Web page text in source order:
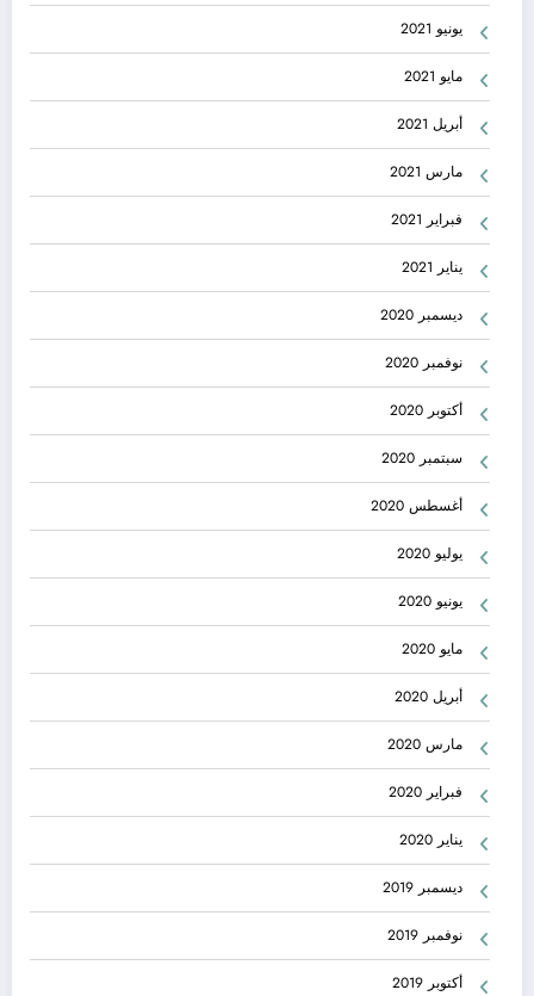
يونيو 2021
مايو 2021
أبريل 2021
مارس 2021
فبراير 2021
يناير 2021
ديسمبر 2020
نوفمبر 2020
أكتوبر 2020
سبتمبر 2020
أغسطس 2020
يوليو 2020
يونيو 2020
مايو 2020
أبريل 2020
مارس 2020
فبراير 2020
يناير 2020
ديسمبر 2019
نوفمبر 2019
أكتوبر 2019